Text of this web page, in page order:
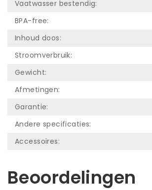
Vaatwasser bestendig:
BPA-free:
Inhoud doos:
Stroomverbruik:
Gewicht:
Afmetingen:
Garantie:
Andere specificaties:
Accessoires:
Beoordelingen